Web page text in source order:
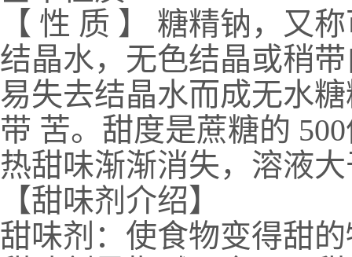
【 性 质 】 糖精钠，又
结晶水，无色结晶或稍
易失去结晶水而成无水
带 苦。甜度是蔗糖的
热甜味渐渐消失，溶液
【甜味剂介绍】
甜味剂：使食物变得甜